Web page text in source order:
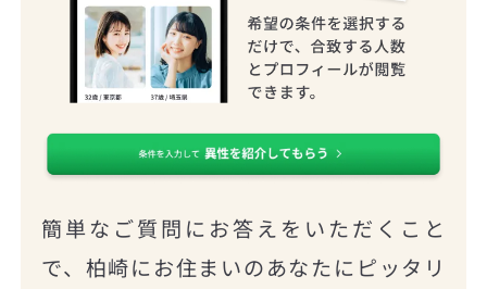
簡単なご質問にお答えをいただくこと
で、柏崎にお住まいのあなたにピッタリ